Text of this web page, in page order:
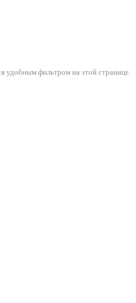
удобным фильтром на этой странице.